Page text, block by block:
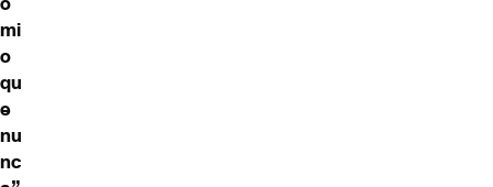
mi
o
qu
e
nu
nc